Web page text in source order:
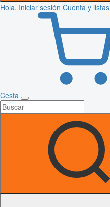
Hola, Iniciar sesión Cuenta y listas
Cesta